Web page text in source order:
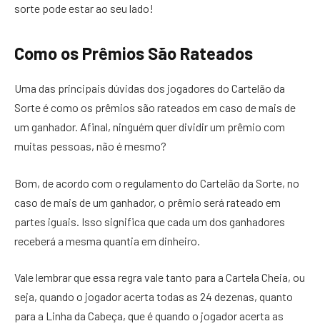
sorte pode estar ao seu lado!
Como os Prêmios São Rateados
Uma das principais dúvidas dos jogadores do Cartelão da
Sorte é como os prêmios são rateados em caso de mais de
um ganhador. Afinal, ninguém quer dividir um prêmio com
muitas pessoas, não é mesmo?
Bom, de acordo com o regulamento do Cartelão da Sorte, no
caso de mais de um ganhador, o prêmio será rateado em
partes iguais. Isso significa que cada um dos ganhadores
receberá a mesma quantia em dinheiro.
Vale lembrar que essa regra vale tanto para a Cartela Cheia, ou
seja, quando o jogador acerta todas as 24 dezenas, quanto
para a Linha da Cabeça, que é quando o jogador acerta as